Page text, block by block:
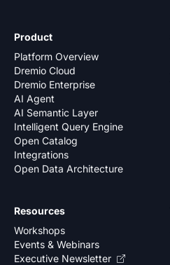
Product
Platform Overview
Dremio Cloud
Dremio Enterprise
AI Agent
AI Semantic Layer
Intelligent Query Engine
Open Catalog
Integrations
Open Data Architecture
Resources
Workshops
Events & Webinars
Executive Newsletter